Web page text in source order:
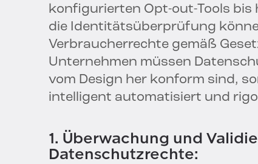
konfigurierten Opt-out-Tools
die Identitätsüberprüfung
Verbraucherrechte gemäß
Unternehmen müssen
vom Design her konform sind,
intelligent automatisiert und
1. Überwachung und
Datenschutzrechte: